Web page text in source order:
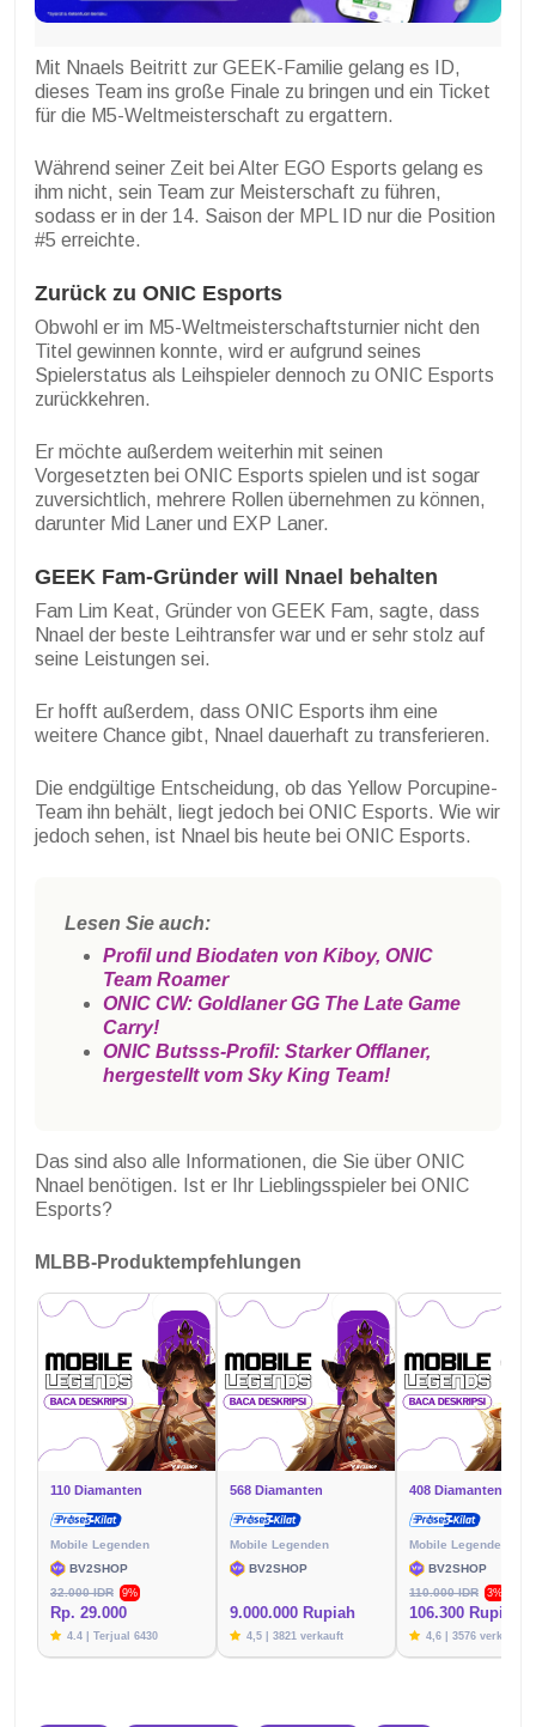
Mit Nnaels Beitritt zur GEEK-Familie gelang es ID,
dieses Team ins große Finale zu bringen und ein Ticket
für die M5-Weltmeisterschaft zu ergattern.
Während seiner Zeit bei Alter EGO Esports gelang es
ihm nicht, sein Team zur Meisterschaft zu führen,
sodass er in der 14. Saison der MPL ID nur die Position
#5 erreichte.
Zurück zu ONIC Esports
Obwohl er im M5-Weltmeisterschaftsturnier nicht den
Titel gewinnen konnte, wird er aufgrund seines
Spielerstatus als Leihspieler dennoch zu ONIC Esports
zurückkehren.
Er möchte außerdem weiterhin mit seinen
Vorgesetzten bei ONIC Esports spielen und ist sogar
zuversichtlich, mehrere Rollen übernehmen zu können,
darunter Mid Laner und EXP Laner.
GEEK Fam-Gründer will Nnael behalten
Fam Lim Keat, Gründer von GEEK Fam, sagte, dass
Nnael der beste Leihtransfer war und er sehr stolz auf
seine Leistungen sei.
Er hofft außerdem, dass ONIC Esports ihm eine
weitere Chance gibt, Nnael dauerhaft zu transferieren.
Die endgültige Entscheidung, ob das Yellow Porcupine-
Team ihn behält, liegt jedoch bei ONIC Esports. Wie wir
jedoch sehen, ist Nnael bis heute bei ONIC Esports.
Lesen Sie auch:
Profil und Biodaten von Kiboy, ONIC
Team Roamer
ONIC CW: Goldlaner GG The Late Game
Carry!
ONIC Butsss-Profil: Starker Offlaner,
hergestellt vom Sky King Team!
Das sind also alle Informationen, die Sie über ONIC
Nnael benötigen. Ist er Ihr Lieblingsspieler bei ONIC
Esports?
MLBB-Produktempfehlungen
110 Diamanten
Mobile Legenden
BV2SHOP
32.000 IDR
9%
Rp. 29.000
4.4 | Terjual 6430
568 Diamanten
Mobile Legenden
BV2SHOP
9.000.000 Rupiah
4,5 | 3821 verkauft
408 Diamanten
Mobile Legenden
BV2SHOP
110.000 IDR
3%
106.300 Rupien
4,6 | 3576 verkauft